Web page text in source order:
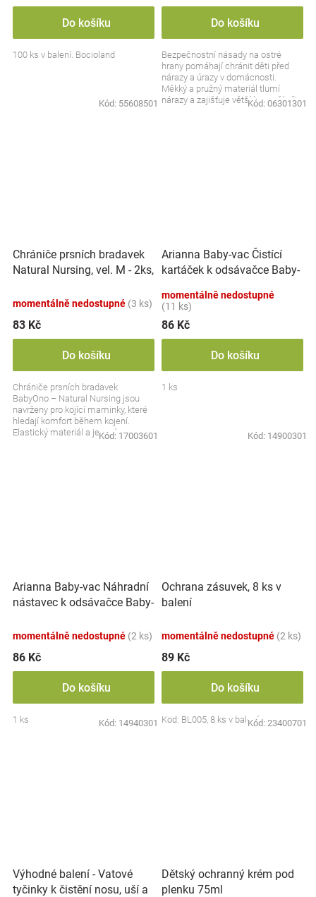
Do košíku
100 ks v balení. Bocioland
Kód: 55608501
Do košíku
Bezpečnostní násady na ostré
hrany pomáhají chránit děti před
nárazy a úrazy v domácnosti.
Měkký a pružný materiál tlumí
nárazy a zajišťuje větší bezpečí při
Kód: 06301301
Chrániče prsních bradavek
Natural Nursing, vel. M - 2ks,
momentálně nedostupné (3 ks)
83 Kč
Do košíku
Chrániče prsních bradavek
BabyOno – Natural Nursing jsou
navrženy pro kojící maminky, které
hledají komfort během kojení.
Elastický materiál a jemná
Kód: 17003601
Arianna Baby-vac Čistící
kartáček k odsávačce Baby-
momentálně nedostupné
(11 ks)
86 Kč
Do košíku
1 ks
Kód: 14900301
Arianna Baby-vac Náhradní
nástavec k odsávačce Baby-
momentálně nedostupné (2 ks)
86 Kč
Do košíku
1 ks Kód: 14940301
Ochrana zásuvek, 8 ks v
balení
momentálně nedostupné (2 ks)
89 Kč
Do košíku
Kod: BL005, 8 ks v balení
Kód: 23400701
Výhodné balení - Vatové
tyčinky k čistění nosu, uší a
Dětský ochranný krém pod
plenku 75ml